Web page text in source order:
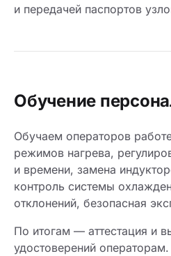
и передачей паспортов
Обучение
Обучаем операторов
режимов нагрева,
и времени, замена
контроль системы
отклонений, безопасная
По итогам — аттестация и
удостоверений операторам.